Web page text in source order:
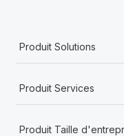
Produit Solutions
Produit Services
Produit Taille